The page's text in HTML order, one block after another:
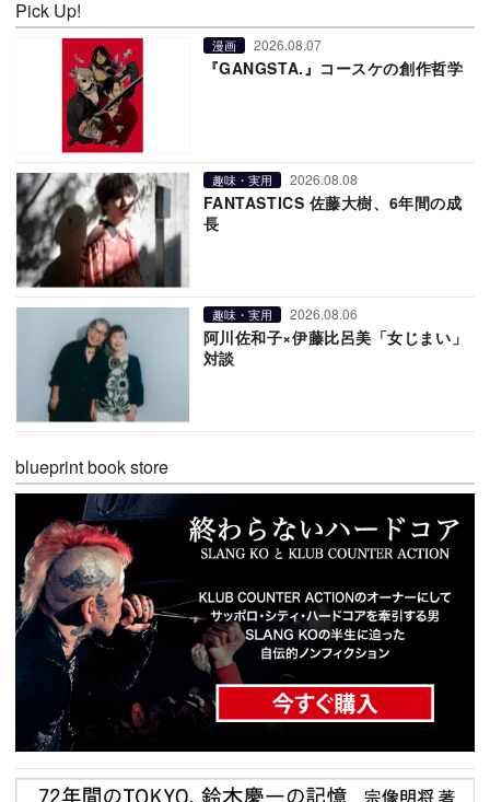
Pick Up!
漫画 2026.08.07
『GANGSTA.』コースケの創作哲学
趣味・実用 2026.08.08
FANTASTICS 佐藤大樹、6年間の成
長
趣味・実用 2026.08.06
阿川佐和子×伊藤比呂美「女じまい」
対談
blueprint book store